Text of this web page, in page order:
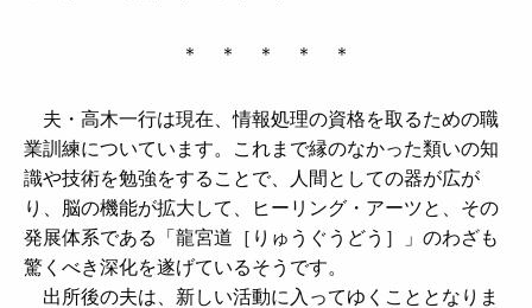
＊ ＊ ＊ ＊ ＊
夫・高木一行は現在、情報処理の資格を取るための職
業訓練についています。これまで縁のなかった類いの知
識や技術を勉強をすることで、人間としての器が広が
り、脳の機能が拡大して、ヒーリング・アーツと、その
発展体系である「龍宮道［りゅうぐうどう］」のわざも
驚くべき深化を遂げているそうです。
出所後の夫は、新しい活動に入ってゆくこととなりま